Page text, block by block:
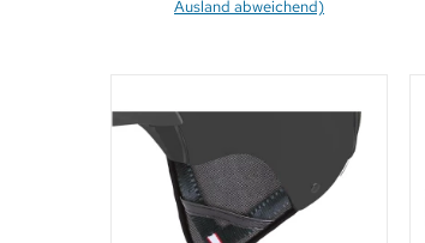
Ausland abweichend)